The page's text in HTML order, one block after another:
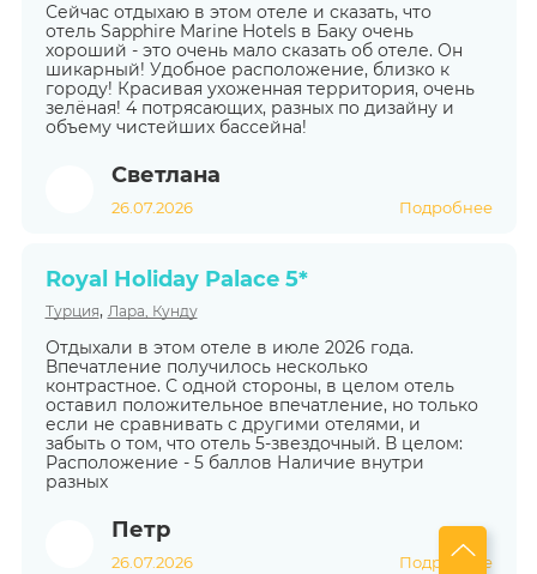
Сейчас отдыхаю в этом отеле и сказать, что
отель Sapphire Marine Hotels в Баку очень
хороший - это очень мало сказать об отеле. Он
шикарный! Удобное расположение, близко к
городу! Красивая ухоженная территория, очень
зелёная! 4 потрясающих, разных по дизайну и
объему чистейших бассейна!
Светлана
26.07.2026 Подробнее
Royal Holiday Palace 5*
Турция, Лара, Кунду
Отдыхали в этом отеле в июле 2026 года.
Впечатление получилось несколько
контрастное. С одной стороны, в целом отель
оставил положительное впечатление, но только
если не сравнивать с другими отелями, и
забыть о том, что отель 5-звездочный. В целом:
Расположение - 5 баллов Наличие внутри
разных
Петр
26.07.2026 Подробнее